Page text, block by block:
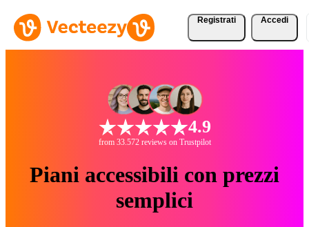
Registrati Accedi
4.9
from 33.572 reviews on Trustpilot
Piani accessibili con prezzi
semplici